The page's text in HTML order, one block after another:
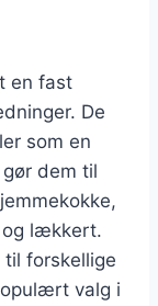
en fast
De
som en
dem til
og lækkert.
forskellige
valg i